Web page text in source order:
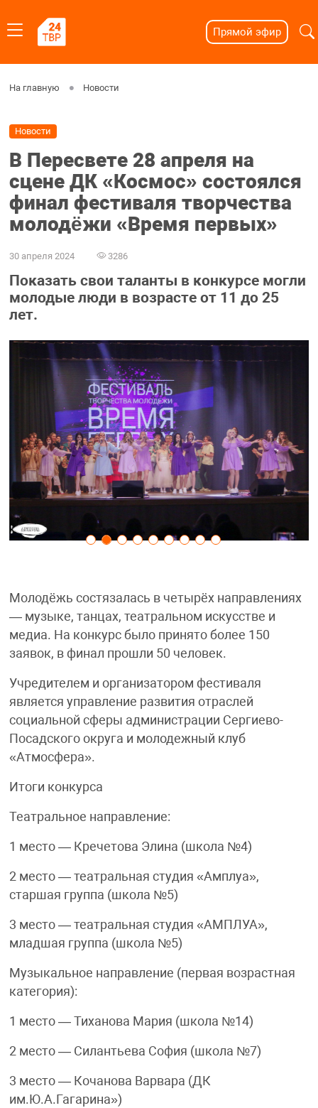
Прямой эфир
На главную Новости
Новости
В Пересвете 28 апреля на
сцене ДК «Космос» состоялся
финал фестиваля творчества
молодëжи «Время первых»
30 апреля 2024 3286
Показать свои таланты в конкурсе могли
молодые люди в возрасте от 11 до 25
лет.
Молодёжь состязалась в четырёх направлениях
— музыке, танцах, театральном искусстве и
медиа. На конкурс было принято более 150
заявок, в финал прошли 50 человек.
Учредителем и организатором фестиваля
является управление развития отраслей
социальной сферы администрации Сергиево-
Посадского округа и молодежный клуб
«Атмосфера».
Итоги конкурса
Театральное направление:
1 место — Кречетова Элина (школа №4)
2 место — театральная студия «Амплуа»,
старшая группа (школа №5)
3 место — театральная студия «АМПЛУА»,
младшая группа (школа №5)
Музыкальное направление (первая возрастная
категория):
1 место — Тиханова Мария (школа №14)
2 место — Силантьева София (школа №7)
3 место — Кочанова Варвара (ДК
им.Ю.А.Гагарина»)